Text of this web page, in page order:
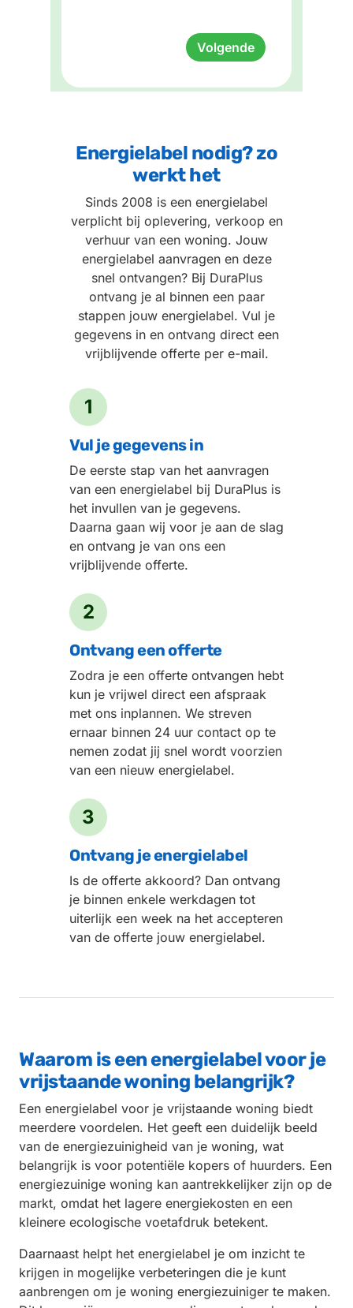
Volgende
Energielabel nodig? zo
werkt het
Sinds 2008 is een energielabel
verplicht bij oplevering, verkoop en
verhuur van een woning. Jouw
energielabel aanvragen en deze
snel ontvangen? Bij DuraPlus
ontvang je al binnen een paar
stappen jouw energielabel. Vul je
gegevens in en ontvang direct een
vrijblijvende offerte per e-mail.
1
Vul je gegevens in
De eerste stap van het aanvragen
van een energielabel bij DuraPlus is
het invullen van je gegevens.
Daarna gaan wij voor je aan de slag
en ontvang je van ons een
vrijblijvende offerte.
2
Ontvang een offerte
Zodra je een offerte ontvangen hebt
kun je vrijwel direct een afspraak
met ons inplannen. We streven
ernaar binnen 24 uur contact op te
nemen zodat jij snel wordt voorzien
van een nieuw energielabel.
3
Ontvang je energielabel
Is de offerte akkoord? Dan ontvang
je binnen enkele werkdagen tot
uiterlijk een week na het accepteren
van de offerte jouw energielabel.
Waarom is een energielabel voor je
vrijstaande woning belangrijk?
Een energielabel voor je vrijstaande woning biedt
meerdere voordelen. Het geeft een duidelijk beeld
van de energiezuinigheid van je woning, wat
belangrijk is voor potentiële kopers of huurders. Een
energiezuinige woning kan aantrekkelijker zijn op de
markt, omdat het lagere energiekosten en een
kleinere ecologische voetafdruk betekent.
Daarnaast helpt het energielabel je om inzicht te
krijgen in mogelijke verbeteringen die je kunt
aanbrengen om je woning energiezuiniger te maken.